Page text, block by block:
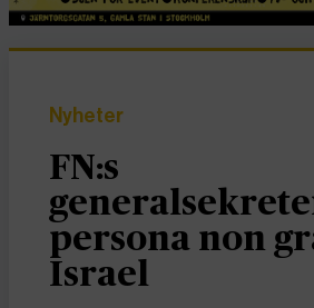
Nyheter
FN:s
persona non
Israel